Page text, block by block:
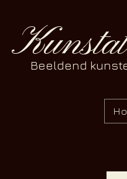
Beeldend